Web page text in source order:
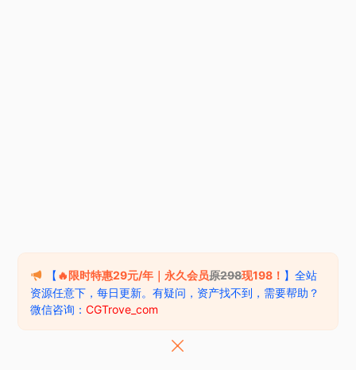
【 🔥限时特惠29元/年｜永久会员原298现198！ 】全站
资源任意下，每日更新。有疑问，资产找不到，需要帮助？
微信咨询：CGTrove_com